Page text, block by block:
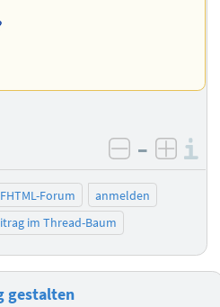
negativ
–
Forum
anmelden
im Thread-Baum
gestalten